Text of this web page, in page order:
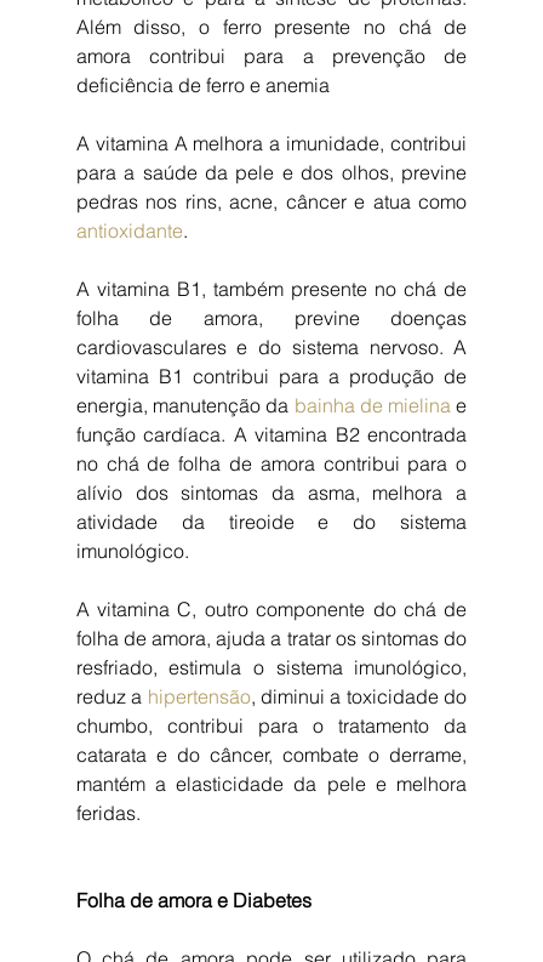
Além disso, o ferro presente no chá de
amora contribui para a prevenção de
deficiência de ferro e anemia
A vitamina A melhora a imunidade, contribui
para a saúde da pele e dos olhos, previne
antioxidante.
A vitamina B1, também presente no chá de
folha de amora, previne doenças
cardiovasculares e do sistema nervoso. A
vitamina B1 contribui para a produção de
energia, manutenção da bainha de mielina e
função cardíaca. A vitamina B2 encontrada
no chá de folha de amora contribui para o
alívio dos sintomas da asma, melhora a
atividade da tireoide e do sistema
imunológico.
A vitamina C, outro componente do chá de
folha de amora, ajuda a tratar os sintomas do
resfriado, estimula o sistema imunológico,
reduz a hipertensão, diminui a toxicidade do
chumbo, contribui para o tratamento da
catarata e do câncer, combate o derrame,
mantém a elasticidade da pele e melhora
feridas.
Folha de amora e Diabetes